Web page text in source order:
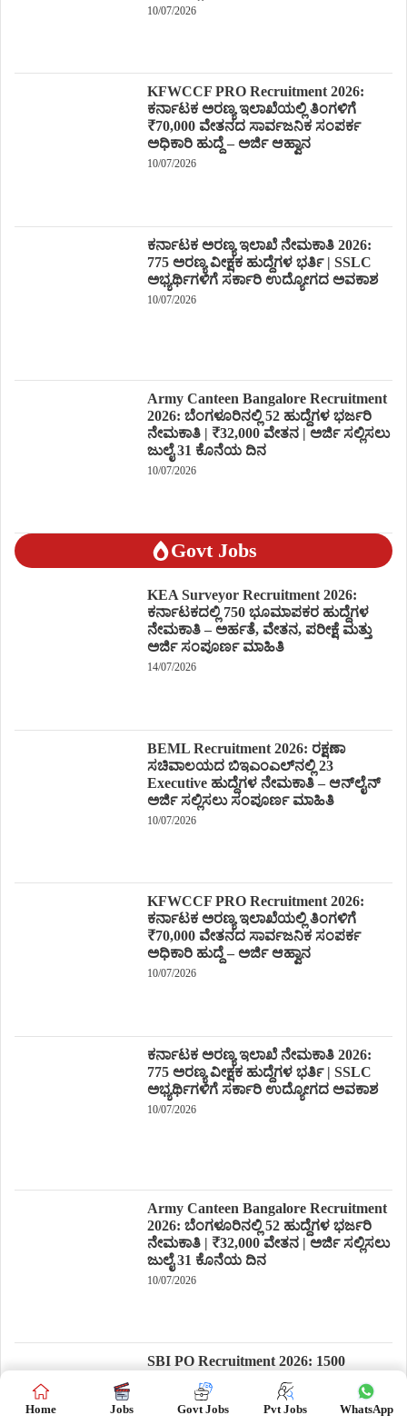
10/07/2026
KFWCCF PRO Recruitment 2026:
ಕರ್ನಾಟಕ ಅರಣ್ಯ ಇಲಾಖೆಯಲ್ಲಿ ತಿಂಗಳಿಗೆ
₹70,000 ವೇತನದ ಸಾರ್ವಜನಿಕ ಸಂಪರ್ಕ
ಅಧಿಕಾರಿ ಹುದ್ದೆ – ಅರ್ಜಿ ಆಹ್ವಾನ
10/07/2026
ಕರ್ನಾಟಕ ಅರಣ್ಯ ಇಲಾಖೆ ನೇಮಕಾತಿ 2026:
775 ಅರಣ್ಯ ವೀಕ್ಷಕ ಹುದ್ದೆಗಳ ಭರ್ತಿ | SSLC
ಅಭ್ಯರ್ಥಿಗಳಿಗೆ ಸರ್ಕಾರಿ ಉದ್ಯೋಗದ ಅವಕಾಶ
10/07/2026
Army Canteen Bangalore Recruitment
2026: ಬೆಂಗಳೂರಿನಲ್ಲಿ 52 ಹುದ್ದೆಗಳ ಭರ್ಜರಿ
ನೇಮಕಾತಿ | ₹32,000 ವೇತನ | ಅರ್ಜಿ ಸಲ್ಲಿಸಲು
ಜುಲೈ 31 ಕೊನೆಯ ದಿನ
10/07/2026
Govt Jobs
KEA Surveyor Recruitment 2026:
ಕರ್ನಾಟಕದಲ್ಲಿ 750 ಭೂಮಾಪಕರ ಹುದ್ದೆಗಳ
ನೇಮಕಾತಿ – ಅರ್ಹತೆ, ವೇತನ, ಪರೀಕ್ಷೆ ಮತ್ತು
ಅರ್ಜಿ ಸಂಪೂರ್ಣ ಮಾಹಿತಿ
14/07/2026
BEML Recruitment 2026: ರಕ್ಷಣಾ
ಸಚಿವಾಲಯದ ಬಿಇಎಂಎಲ್‌ನಲ್ಲಿ 23
Executive ಹುದ್ದೆಗಳ ನೇಮಕಾತಿ – ಆನ್‌ಲೈನ್
ಅರ್ಜಿ ಸಲ್ಲಿಸಲು ಸಂಪೂರ್ಣ ಮಾಹಿತಿ
10/07/2026
KFWCCF PRO Recruitment 2026:
ಕರ್ನಾಟಕ ಅರಣ್ಯ ಇಲಾಖೆಯಲ್ಲಿ ತಿಂಗಳಿಗೆ
₹70,000 ವೇತನದ ಸಾರ್ವಜನಿಕ ಸಂಪರ್ಕ
ಅಧಿಕಾರಿ ಹುದ್ದೆ – ಅರ್ಜಿ ಆಹ್ವಾನ
10/07/2026
ಕರ್ನಾಟಕ ಅರಣ್ಯ ಇಲಾಖೆ ನೇಮಕಾತಿ 2026:
775 ಅರಣ್ಯ ವೀಕ್ಷಕ ಹುದ್ದೆಗಳ ಭರ್ತಿ | SSLC
ಅಭ್ಯರ್ಥಿಗಳಿಗೆ ಸರ್ಕಾರಿ ಉದ್ಯೋಗದ ಅವಕಾಶ
10/07/2026
Army Canteen Bangalore Recruitment
2026: ಬೆಂಗಳೂರಿನಲ್ಲಿ 52 ಹುದ್ದೆಗಳ ಭರ್ಜರಿ
ನೇಮಕಾತಿ | ₹32,000 ವೇತನ | ಅರ್ಜಿ ಸಲ್ಲಿಸಲು
ಜುಲೈ 31 ಕೊನೆಯ ದಿನ
10/07/2026
SBI PO Recruitment 2026: 1500
ಬ್ಯಾಂಕಿಂಗ್ ಉದ್ಯೋಗಾಕಾಂಕ್ಷಿಗಳಿಗೆ ಭರ್ಜರಿ
ಅವಕಾಶ
Home Jobs Govt Jobs Pvt Jobs WhatsApp